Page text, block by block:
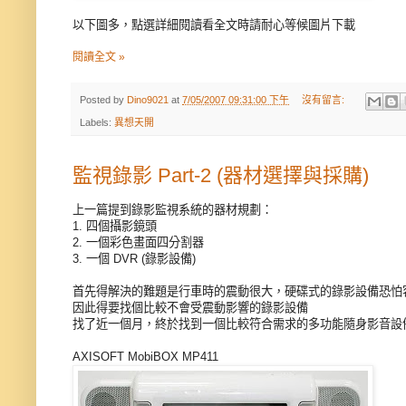
以下圖多，點選詳細閱讀看全文時請耐心等候圖片下載
閱讀全文 »
Posted by Dino9021 at 7/05/2007 09:31:00 下午 沒有留言:
Labels: 異想天開
監視錄影 Part-2 (器材選擇與採購)
上一篇提到錄影監視系統的器材規劃：
1. 四個攝影鏡頭
2. 一個彩色畫面四分割器
3. 一個 DVR (錄影設備)
首先得解決的難題是行車時的震動很大，硬碟式的錄影設備恐怕
因此得要找個比較不會受震動影響的錄影設備
找了近一個月，終於找到一個比較符合需求的多功能隨身影音設
AXISOFT MobiBOX MP411